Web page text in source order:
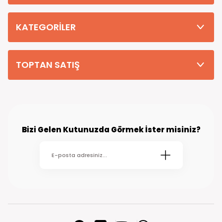
teslim edilmektedir. (kırsal köy kasaba gibi yerlere bu süre 7 güne
KATEGORİLER
TOPTAN SATIŞ
Bizi Gelen Kutunuzda Görmek İster misiniz?